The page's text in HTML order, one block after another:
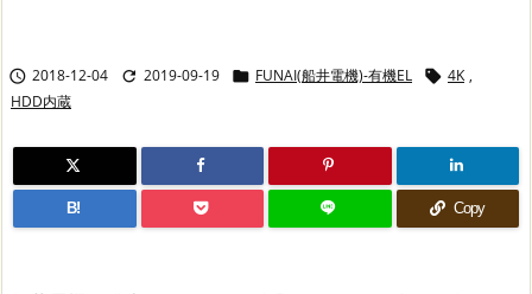
 2018-12-04  2019-09-19  FUNAI(船井電機)-有機EL  4K ,
HDD内蔵
B! Copy